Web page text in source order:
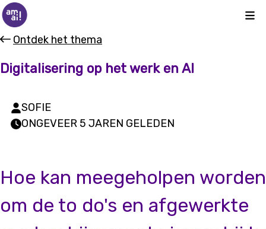
Ontdek het thema
Digitalisering op het werk en AI
SOFIE
ONGEVEER 5 JAREN GELEDEN
Hoe kan meegeholpen worden
om de to do's en afgewerkte